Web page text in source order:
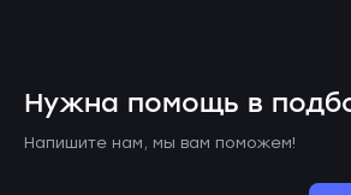
Нужна помощь в
Напишите нам, мы вам поможем!